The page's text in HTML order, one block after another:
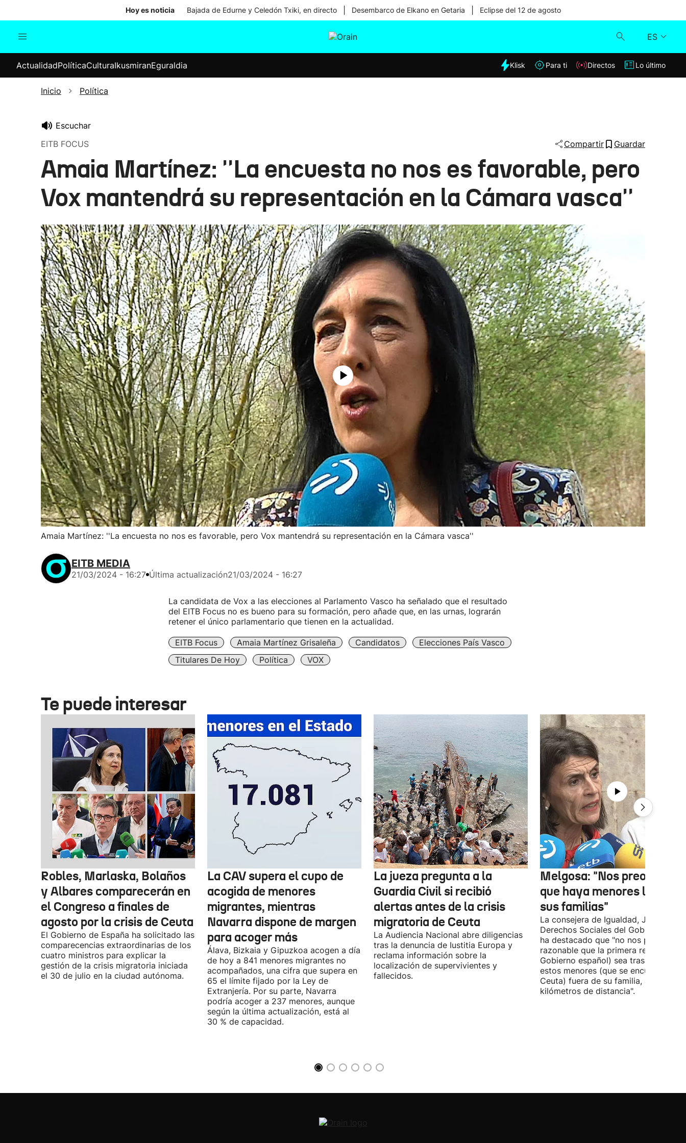
Hoy es noticia Bajada de Edurne y Celedón Txiki, en directo Desembarco de Elkano en Getaria Eclipse del 12 de agosto
ES
Internacional
Elecciones
Klisk
Lo último
ActualidadPolíticaCulturaIkusmiranEguraldia Klisk Para ti Directos Lo último
Inicio Política
Escuchar
EITB FOCUS
Compartir Guardar
Amaia Martínez: ''La encuesta no nos es favorable, pero
Vox mantendrá su representación en la Cámara vasca''
Amaia Martínez: ''La encuesta no nos es favorable, pero Vox mantendrá su representación en la Cámara vasca''
EITB MEDIA
21/03/2024 - 16:27 Última actualización21/03/2024 - 16:27
La candidata de Vox a las elecciones al Parlamento Vasco ha señalado que el resultado
del EITB Focus no es bueno para su formación, pero añade que, en las urnas, lograrán
retener el único parlamentario que tienen en la actualidad.
EITB Focus Amaia Martínez Grisaleña Candidatos
Elecciones País Vasco
Titulares De Hoy
Política VOX
Te puede interesar
Robles, Marlaska, Bolaños
y Albares comparecerán en
el Congreso a finales de
agosto por la crisis de Ceuta
El Gobierno de España ha solicitado las
comparecencias extraordinarias de los
cuatro ministros para explicar la
gestión de la crisis migratoria iniciada
el 30 de julio en la ciudad autónoma.
La CAV supera el cupo de
acogida de menores
migrantes, mientras
Navarra dispone de margen
para acoger más
Álava, Bizkaia y Gipuzkoa acogen a día
de hoy a 841 menores migrantes no
acompañados, una cifra que supera en
65 el límite fijado por la Ley de
Extranjería. Por su parte, Navarra
podría acoger a 237 menores, aunque
según la última actualización, está al
30 % de capacidad.
La jueza pregunta a la
Guardia Civil si recibió
alertas antes de la crisis
migratoria de Ceuta
La Audiencia Nacional abre diligencias
tras la denuncia de Iustitia Europa y
reclama información sobre la
localización de supervivientes y
fallecidos.
Melgosa: "Nos preocupa
que haya menores lejos de
sus familias"
La consejera de Igualdad, Justicia y
Derechos Sociales del Gobierno
ha destacado que "no nos parece
razonable que la primera respuesta
Gobierno español) sea trasladar a
estos menores (que se encuentran en
Ceuta) fuera de su familia, a miles de
kilómetros de distancia".